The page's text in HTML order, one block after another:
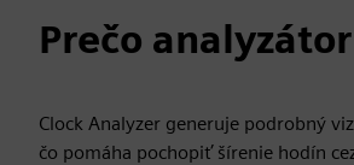
Prečo
Clock Analyzer generuje podrobný
čo pomáha pochopiť šírenie hodín